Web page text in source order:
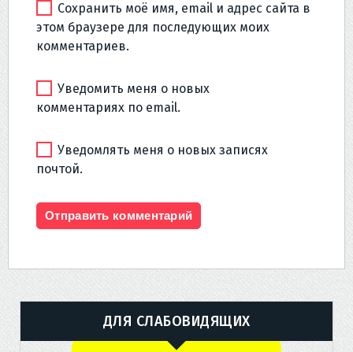
Сохранить моё имя, email и адрес сайта в
этом браузере для последующих моих
комментариев.
Уведомить меня о новых
комментариях по email.
Уведомлять меня о новых записях
почтой.
ДЛЯ СЛАБОВИДЯЩИХ